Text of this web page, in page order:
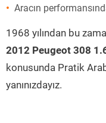
Aracın
1968 yılından bu
2012 Peugeot 308
konusunda Pratik
yanınızdayız.